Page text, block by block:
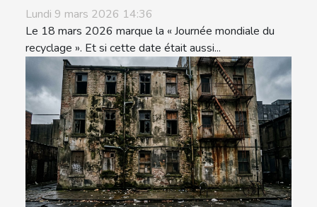
Lundi 9 mars 2026 14:36
Le 18 mars 2026 marque la « Journée mondiale du
recyclage ». Et si cette date était aussi...